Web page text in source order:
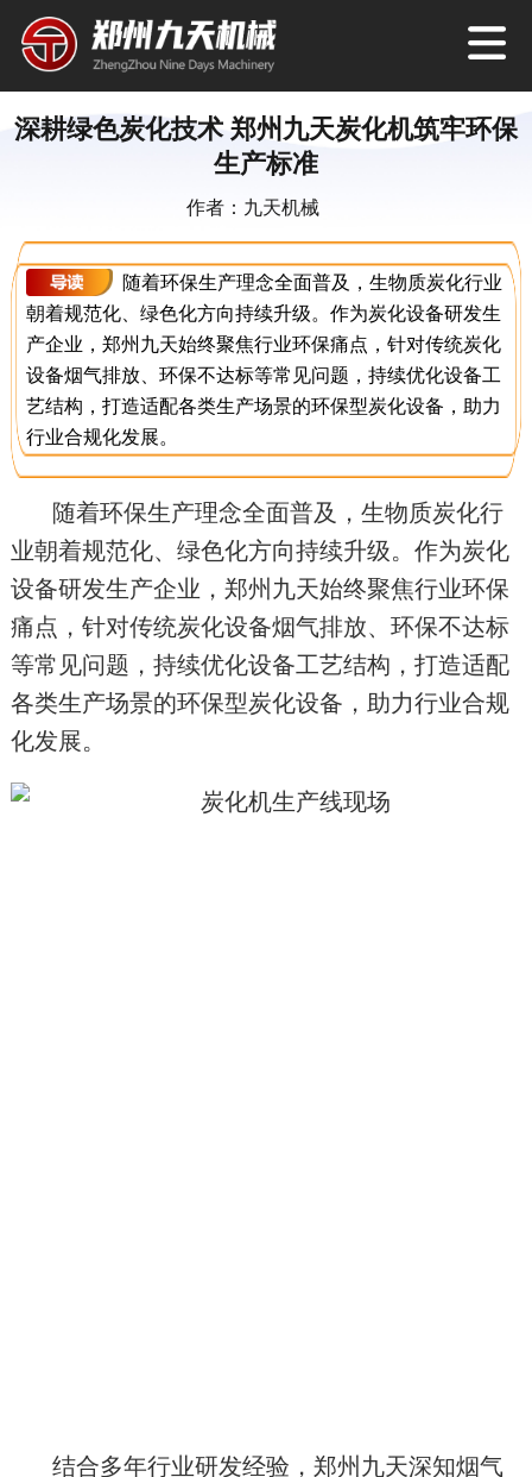
深耕绿色炭化技术 郑州九天炭化机筑牢环保
生产标准
作者：九天机械
随着环保生产理念全面普及，生物质炭化行业
朝着规范化、绿色化方向持续升级。作为炭化设备研发生
产企业，郑州九天始终聚焦行业环保痛点，针对传统炭化
设备烟气排放、环保不达标等常见问题，持续优化设备工
艺结构，打造适配各类生产场景的环保型炭化设备，助力
行业合规化发展。
随着环保生产理念全面普及，生物质炭化行
业朝着规范化、绿色化方向持续升级。作为炭化
设备研发生产企业，郑州九天始终聚焦行业环保
痛点，针对传统炭化设备烟气排放、环保不达标
等常见问题，持续优化设备工艺结构，打造适配
各类生产场景的环保型炭化设备，助力行业合规
化发展。
结合多年行业研发经验，郑州九天深知烟气